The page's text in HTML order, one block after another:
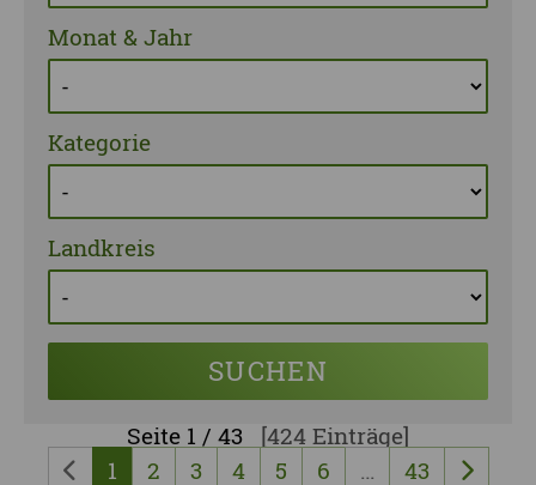
Monat & Jahr
Kategorie
Landkreis
SUCHEN
Seite 1 / 43
[424 Einträge]
1 2 3 4 5 6 … 43